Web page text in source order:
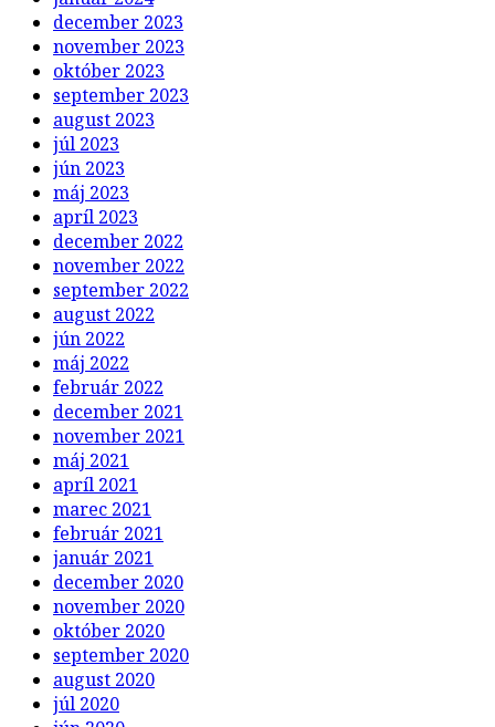
december 2023
november 2023
október 2023
september 2023
august 2023
júl 2023
jún 2023
máj 2023
apríl 2023
december 2022
november 2022
september 2022
august 2022
jún 2022
máj 2022
február 2022
december 2021
november 2021
máj 2021
apríl 2021
marec 2021
február 2021
január 2021
december 2020
november 2020
október 2020
september 2020
august 2020
júl 2020